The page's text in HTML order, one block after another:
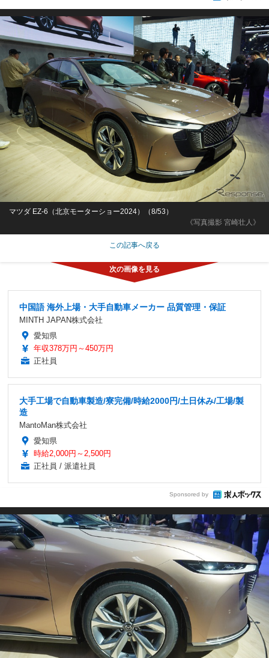
《写真撮影 宮崎壮人》
マツダ EZ-6（北京モーターショー2024）（8/53）
この記事へ戻る
中国語 海外上場・大手自動車メーカー 品質管理・保証
MINTH JAPAN株式会社
愛知県
年収378万円～450万円
正社員
大手工場で自動車製造/寮完備/時給2000円/土日休み/工場/製
造
MantoMan株式会社
愛知県
時給2,000円～2,500円
正社員 / 派遣社員
Sponsored by